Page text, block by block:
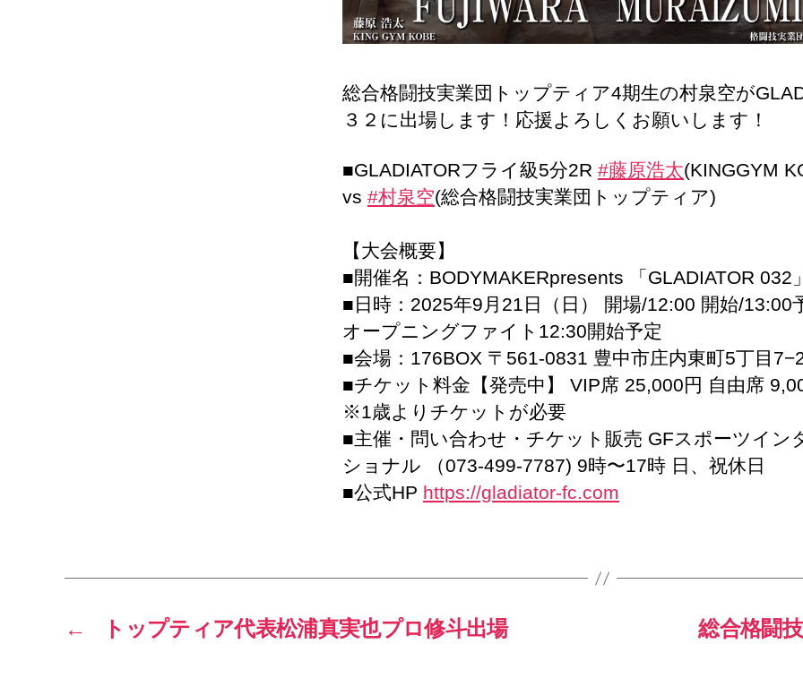
総合格闘技実業団トップティア4期生の村泉空が
３２に出場します！応援よろしくお願いします！
■GLADIATORフライ級5分2R #藤原浩太(KINGGYM
vs #村泉空(総合格闘技実業団トップティア)
【大会概要】
■開催名：BODYMAKERpresents 「GLADIATOR 032
■日時：2025年9月21日（日） 開場/12:00 開始/
オープニングファイト12:30開始予定
■会場：176BOX 〒561-0831 豊中市庄内東町5丁目
■チケット料金【発売中】 VIP席 25,000円 自由席
※1歳よりチケットが必要
■主催・問い合わせ・チケット販売 GFスポーツイン
ショナル （073-499-7787) 9時〜17時 日、祝休日
■公式HP https://gladiator-fc.com
← トップティア代表松浦真実也プロ修斗出場 総合格闘